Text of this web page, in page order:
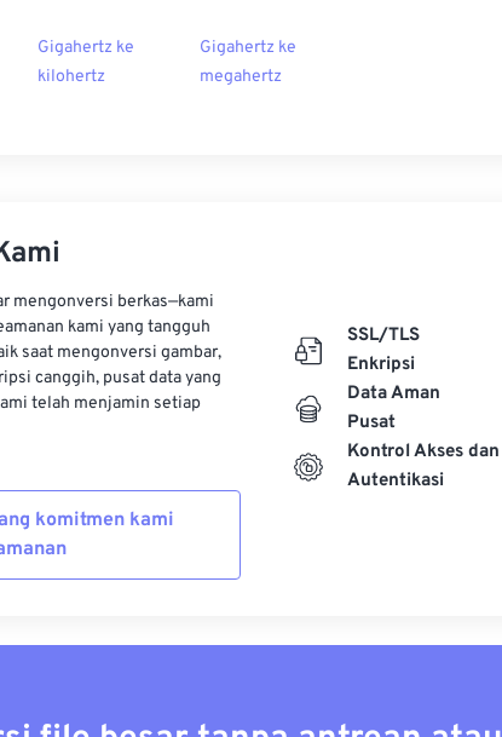
Gigahertz ke
kilohertz
Gigahertz ke
megahertz
mengonversi berkas—kami
kami yang tangguh
saat mengonversi gambar,
canggih, pusat data yang
telah menjamin setiap
komitmen kami
SSL/TLS
Enkripsi
Data Aman
Pusat
Kontrol Akses dan
Autentikasi